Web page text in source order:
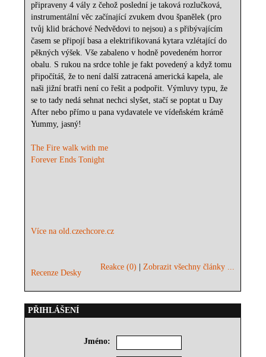
připraveny 4 vály z čehož poslední je taková rozlučková,
instrumentální věc začínající zvukem dvou španělek (pro
tvůj klid bráchové Nedvědovi to nejsou) a s přibývajícím
časem se připojí basa a elektrifikovaná kytara vzlétající do
pěkných výšek. Vše zabaleno v hodně povedeném horror
obalu. S rukou na srdce tohle je fakt povedený a když tomu
připočítáš, že to není další zatracená americká kapela, ale
naši jižní bratři není co řešit a podpořit. Výmluvy typu, že
se to tady nedá sehnat nechci slyšet, stačí se poptat u Day
After nebo přímo u pana vydavatele ve vídeňském krámě
Yummy, jasný!
The Fire walk with me
Forever Ends Tonight
Více na old.czechcore.cz
Recenze Desky
Reakce (0) |Zobrazit všechny články ...
PŘIHLÁŠENÍ
Jméno: